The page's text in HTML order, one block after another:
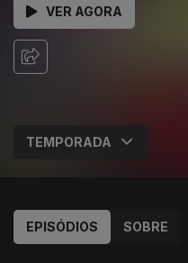
VER AGORA
EPISÓDIOS SOBRE